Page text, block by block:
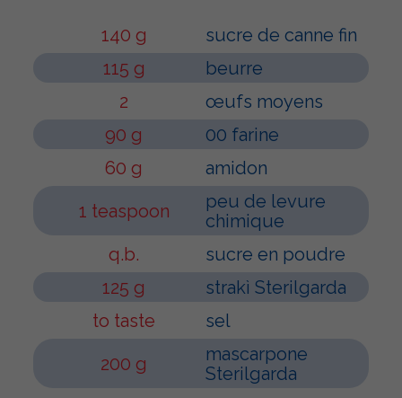
140 g
sucre de canne fin
115 g
beurre
2
œufs moyens
90 g
00 farine
60 g
amidon
1 teaspoon
peu de levure
chimique
q.b.
sucre en poudre
125 g
strakì Sterilgarda
to taste
sel
200 g
mascarpone
Sterilgarda